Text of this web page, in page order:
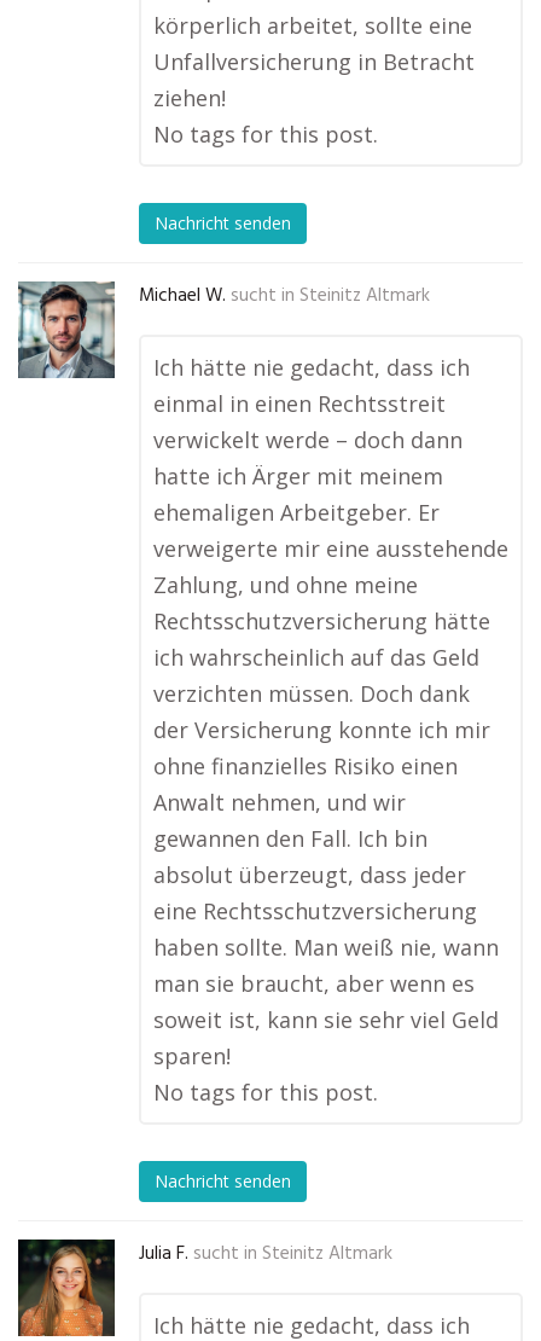
körperlich arbeitet, sollte eine
Unfallversicherung in Betracht
ziehen!
No tags for this post.
Nachricht senden
Michael W. sucht in Steinitz Altmark
Ich hätte nie gedacht, dass ich
einmal in einen Rechtsstreit
verwickelt werde – doch dann
hatte ich Ärger mit meinem
ehemaligen Arbeitgeber. Er
verweigerte mir eine ausstehende
Zahlung, und ohne meine
Rechtsschutzversicherung hätte
ich wahrscheinlich auf das Geld
verzichten müssen. Doch dank
der Versicherung konnte ich mir
ohne finanzielles Risiko einen
Anwalt nehmen, und wir
gewannen den Fall. Ich bin
absolut überzeugt, dass jeder
eine Rechtsschutzversicherung
haben sollte. Man weiß nie, wann
man sie braucht, aber wenn es
soweit ist, kann sie sehr viel Geld
sparen!
No tags for this post.
Nachricht senden
Julia F. sucht in Steinitz Altmark
Ich hätte nie gedacht, dass ich